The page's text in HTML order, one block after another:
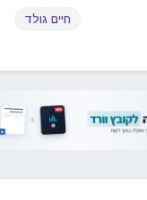
חיים גולד